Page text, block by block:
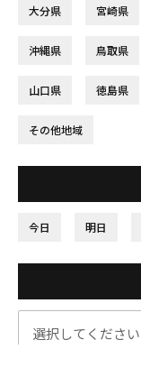
大分県 宮崎県
沖縄県 鳥取県
山口県 徳島県
その他地域
今日 明日